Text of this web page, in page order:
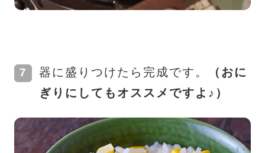
器に盛りつけたら完成です。
（おに
ぎりにしてもオススメですよ♪）